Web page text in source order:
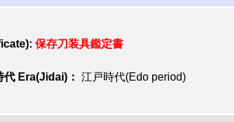
保存刀装具鑑定書
Era(Jidai)： 江戸時代(Edo period)